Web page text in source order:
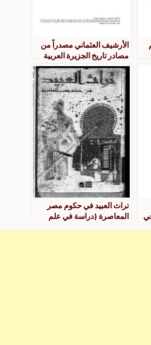
الأرشيف العثماني مصدراً من
مصادر تاريخ الجزيرة العربية
تراث العبيد في حكوم مصر
المعاصرة (دراسة في علم